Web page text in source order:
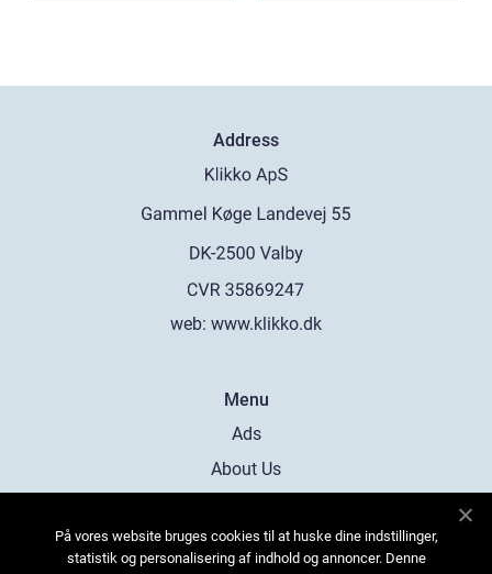
Address
web: www.klikko.dk
Menu
Ads
About Us
Contact
På vores website bruges cookies til at huske dine indstillinger,
statistik og personalisering af indhold og annoncer. Denne